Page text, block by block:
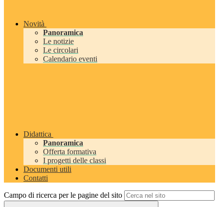
Novità
Panoramica
Le notizie
Le circolari
Calendario eventi
Didattica
Panoramica
Offerta formativa
I progetti delle classi
Documenti utili
Contatti
Campo di ricerca per le pagine del sito